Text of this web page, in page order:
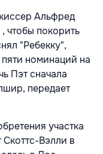
Альфред
чтобы покорить
"Ребекку",
номинаций на
Пэт сначала
передает
участка
Вэлли в